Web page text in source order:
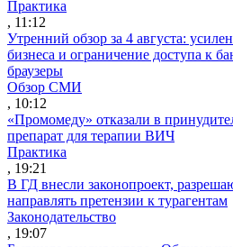
Практика
, 11:12
Утренний обзор за 4 августа:
бизнеса и ограничение доступа к
браузеры
Обзор СМИ
, 10:12
«Промомеду» отказали в
препарат для терапии ВИЧ
Практика
, 19:21
В ГД внесли законопроект,
направлять претензии к турагентам
Законодательство
, 19:07